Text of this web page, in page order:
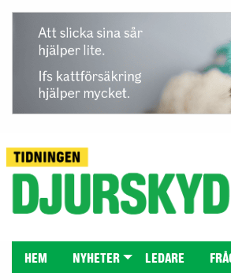
HEM NYHETER LEDARE